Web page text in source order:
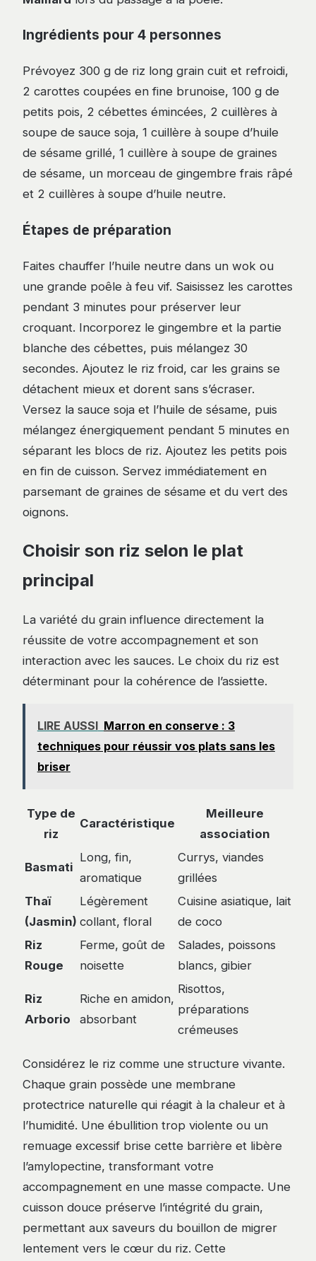
Ingrédients pour 4 personnes
Prévoyez 300 g de riz long grain cuit et refroidi,
2 carottes coupées en fine brunoise, 100 g de
petits pois, 2 cébettes émincées, 2 cuillères à
soupe de sauce soja, 1 cuillère à soupe d’huile
de sésame grillé, 1 cuillère à soupe de graines
de sésame, un morceau de gingembre frais râpé
et 2 cuillères à soupe d’huile neutre.
Étapes de préparation
Faites chauffer l’huile neutre dans un wok ou
une grande poêle à feu vif. Saisissez les carottes
pendant 3 minutes pour préserver leur
croquant. Incorporez le gingembre et la partie
blanche des cébettes, puis mélangez 30
secondes. Ajoutez le riz froid, car les grains se
détachent mieux et dorent sans s’écraser.
Versez la sauce soja et l’huile de sésame, puis
mélangez énergiquement pendant 5 minutes en
séparant les blocs de riz. Ajoutez les petits pois
en fin de cuisson. Servez immédiatement en
parsemant de graines de sésame et du vert des
oignons.
Choisir son riz selon le plat
principal
La variété du grain influence directement la
réussite de votre accompagnement et son
interaction avec les sauces. Le choix du riz est
déterminant pour la cohérence de l’assiette.
LIRE AUSSI Marron en conserve : 3
techniques pour réussir vos plats sans les
briser
Type de
riz
Caractéristique
Meilleure
association
Basmati
Long, fin,
aromatique
Currys, viandes
grillées
Thaï
(Jasmin)
Légèrement
collant, floral
Cuisine asiatique, lait
de coco
Riz
Rouge
Ferme, goût de
noisette
Salades, poissons
blancs, gibier
Riz
Arborio
Riche en amidon,
absorbant
Risottos,
préparations
crémeuses
Considérez le riz comme une structure vivante.
Chaque grain possède une membrane
protectrice naturelle qui réagit à la chaleur et à
l’humidité. Une ébullition trop violente ou un
remuage excessif brise cette barrière et libère
l’amylopectine, transformant votre
accompagnement en une masse compacte. Une
cuisson douce préserve l’intégrité du grain,
permettant aux saveurs du bouillon de migrer
lentement vers le cœur du riz. Cette